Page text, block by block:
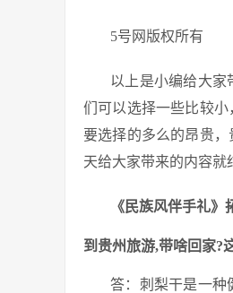
5号网版权所有
以上是小编给大家
们可以选择一些比较
要选择的多么的昂贵
天给大家带来的内容就
《民族风伴手礼》
到贵州旅游,带啥回家?
答：刺梨干是一种